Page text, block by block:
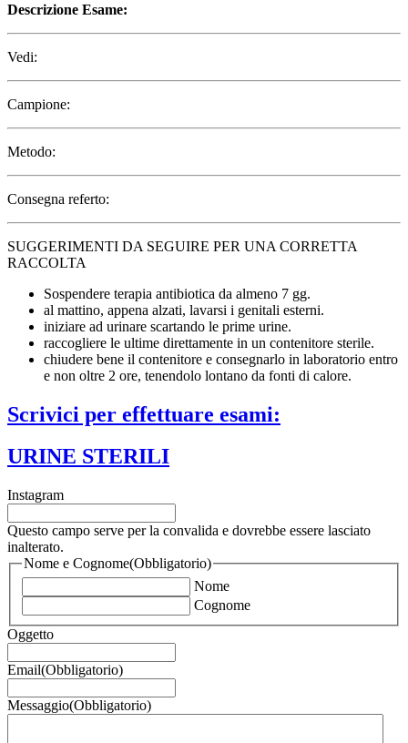
Descrizione Esame:
Vedi:
Campione:
Metodo:
Consegna referto:
SUGGERIMENTI DA SEGUIRE PER UNA CORRETTA
RACCOLTA
Sospendere terapia antibiotica da almeno 7 gg.
al mattino, appena alzati, lavarsi i genitali esterni.
iniziare ad urinare scartando le prime urine.
raccogliere le ultime direttamente in un contenitore sterile.
chiudere bene il contenitore e consegnarlo in laboratorio entro
e non oltre 2 ore, tenendolo lontano da fonti di calore.
Scrivici per effettuare esami:
URINE STERILI
Instagram
Questo campo serve per la convalida e dovrebbe essere lasciato
inalterato.
Nome e Cognome(Obbligatorio)
Nome
Cognome
Oggetto
Email(Obbligatorio)
Messaggio(Obbligatorio)